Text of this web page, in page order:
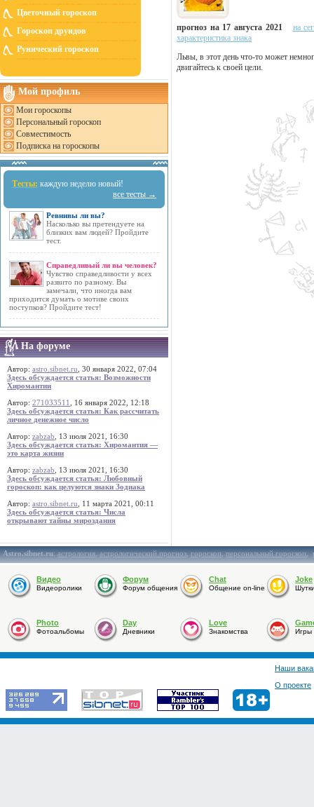
Цветочный гороскоп
Гороскоп друидов
Рунический гороскоп
Мой профиль
Мои гороскопы
Персональный гороскоп
Совместимость
Подписка на гороскопы
Тесты: каждую неделю новый!
все тесты →
Ревнивы ли вы?
Насколько вы претендуете на
близких вам людей? Пройдите
тест.
Справедливый ли вы человек?
Чувство справедливости у всех
развито по разному. Вы
замечали, что иногда вам
приходится думать о мотиве своих
поступков? Пройдите тест!
На форуме
Автор: astro.sibnet.ru , 30 января 2022, 07:04
Здесь обсуждается статья: Возможности
Хиромантии
Автор: 271033511
, 16 января 2022, 12:18
Здесь обсуждается статья: Как рассчитать
личное денежное число
Автор: zabzab , 13 июля 2021, 16:30
Здесь обсуждается статья: Хиромантия —
это карта жизни
Автор: zabzab , 13 июля 2021, 16:30
Здесь обсуждается статья: Любовный
гороскоп: как целуются знаки Зодиака
Автор: astro.sibnet.ru , 11 марта 2021, 00:11
Здесь обсуждается статья: Числа
открывают тайны мироздания
прогноз на 17 августа 2021
на
характеристика знака
Львы, в этот день что-то может
двигайтесь к своей цели.
Astro.sibnet.ru:астрология,астрологический прогноз,гороскоп,персональный гороскоп,
Видео
Видеоролики
Форум
Форум общения
Chat
Общение on-line
Joke
Photo
Фотоальбомы
Day
Дневники
Love
Знакомства Игры
Наши
О проекте